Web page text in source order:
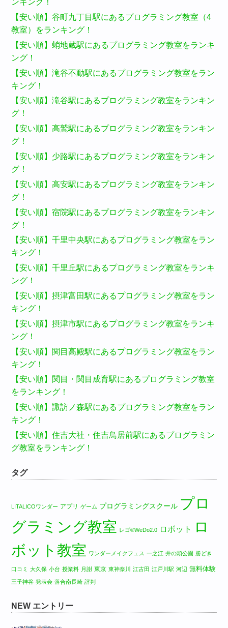
ンキング！
【安い順】谷町九丁目駅にあるプログラミング教室（4
教室）をランキング！
【安い順】蛸地蔵駅にあるプログラミング教室をランキ
ング！
【安い順】滝谷不動駅にあるプログラミング教室をラン
キング！
【安い順】滝谷駅にあるプログラミング教室をランキン
グ！
【安い順】高鷲駅にあるプログラミング教室をランキン
グ！
【安い順】少路駅にあるプログラミング教室をランキン
グ！
【安い順】高安駅にあるプログラミング教室をランキン
グ！
【安い順】宿院駅にあるプログラミング教室をランキン
グ！
【安い順】千里中央駅にあるプログラミング教室をラン
キング！
【安い順】千里丘駅にあるプログラミング教室をランキ
ング！
【安い順】摂津富田駅にあるプログラミング教室をラン
キング！
【安い順】摂津市駅にあるプログラミング教室をランキ
ング！
【安い順】関目高殿駅にあるプログラミング教室をラン
キング！
【安い順】関目・関目成育駅にあるプログラミング教室
をランキング！
【安い順】諏訪ノ森駅にあるプログラミング教室をラン
キング！
【安い順】住吉大社・住吉鳥居前駅にあるプログラミン
グ教室をランキング！
タグ
LITALICOワンダー アプリ ゲーム プログラミングスクール プロ
グラミング教室 レゴ®WeDo2.0 ロボット
ロ
ボット教室 ワンダーメイクフェス 一之江 井の頭公園 勝どき
口コミ 大久保 小台 授業料 月謝 東京 東神奈川 江古田 江戸川駅 河辺 無料体験
王子神谷 発表会 落合南長崎 評判
NEW エントリー